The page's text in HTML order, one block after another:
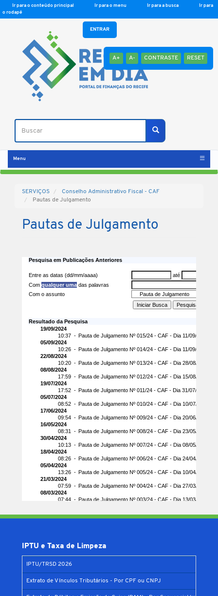
Ir para o conteúdo principal Ir para o menu Ir para a busca
Ir para
o rodapé
A+ A- CONTRASTE RESET
Buscar
Buscar
ENTRAR
Menu
SERVIÇOS
Conselho Administrativo Fiscal - CAF
Pautas de Julgamento
Pautas de Julgamento
IPTU e Taxa de Limpeza
IPTU/TRSD 2026
Extrato de Vínculos Tributários - Por CPF ou CNPJ